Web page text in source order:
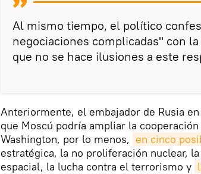
Al mismo tiempo, el político
negociaciones complicadas" con
que no se hace ilusiones a este
Anteriormente, el embajador de Rusia en
que Moscú podría ampliar la
Washington, por lo menos, en cinco
estratégica, la no proliferación nuclear,
espacial, la lucha contra el terrorismo y